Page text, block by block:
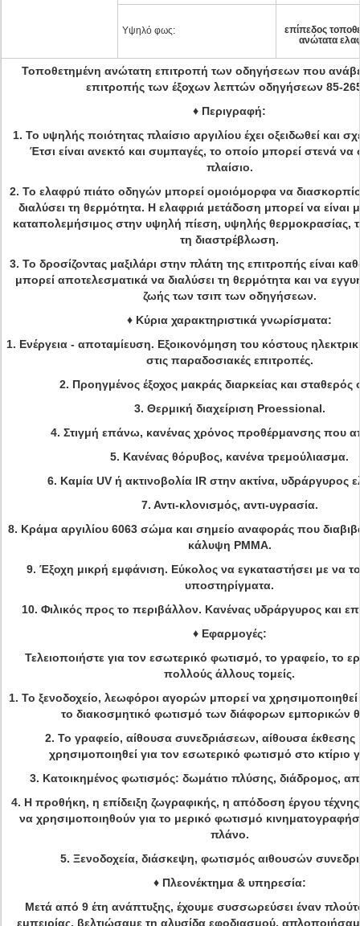
Υψηλό φως:
επίπεδος
ανώτατα
Τοποθετημένη ανώτατη επιτροπή των οδηγήσεων που
επιτροπής των έξοχων λεπτών οδηγήσεων 85-
♦ Περιγραφή:
1. Το υψηλής ποιότητας πλαίσιο αργιλίου έχει οξειδωθεί και
Έτσι είναι ανεκτό και συμπαγές, το οποίο μπορεί στενά να
πλαίσιο.
2. Το ελαφρύ πιάτο οδηγών μπορεί ομοιόμορφα να
διαλύσει τη θερμότητα. Η ελαφριά μετάδοση μπορεί να είναι
καταπολεμήσιμος στην υψηλή πίεση, υψηλής θερμοκρασίας,
τη διαστρέβλωση.
3. Το δροσίζοντας μαξιλάρι στην πλάτη της επιτροπής είναι
μπορεί αποτελεσματικά να διαλύσει τη θερμότητα και να
ζωής των τσιπ των οδηγήσεων.
♦ Κύρια χαρακτηριστικά γνωρίσματα:
1. Ενέργεια - αποταμίευση. Εξοικονόμηση του κόστους
στις παραδοσιακές επιτροπές.
2. Προηγμένος έξοχος μακράς διαρκείας και σταθερός
3. Θερμική διαχείριση Proessional.
4. Στιγμή επάνω, κανένας χρόνος προθέρμανσης που
5. Κανένας θόρυβος, κανένα τρεμούλιασμα.
6. Καμία UV ή ακτινοβολία IR στην ακτίνα, υδράργυρος
7. Αντι-κλονισμός, αντι-υγρασία.
8. Κράμα αργιλίου 6063 σώμα και σημείο αναφοράς που
κάλυψη PMMA.
9. Έξοχη μικρή εμφάνιση. Εύκολος να εγκαταστήσει με να
υποστηρίγματα.
10. Φιλικός προς το περιβάλλον. Κανένας υδράργυρος και
♦ Εφαρμογές:
Τελειοποιήστε για τον εσωτερικό φωτισμό, το γραφείο, το
πολλούς άλλους τομείς.
1. Το ξενοδοχείο, λεωφόροι αγορών μπορεί να
το διακοσμητικό φωτισμό των διάφορων εμπορικών
2. Το γραφείο, αίθουσα συνεδριάσεων, αίθουσα έκθεσης
χρησιμοποιηθεί για τον εσωτερικό φωτισμό στο κτίριο
3. Κατοικημένος φωτισμός: δωμάτιο πλύσης, διάδρομος,
4. Η προθήκη, η επίδειξη ζωγραφικής, η απόδοση έργου
να χρησιμοποιηθούν για το μερικό φωτισμό
πλάνο.
5. Ξενοδοχεία, διάσκεψη, φωτισμός αιθουσών
♦ Πλεονέκτημα & υπηρεσία:
Μετά από 9 έτη ανάπτυξης, έχουμε συσσωρεύσει έναν
εμπειρίας, βελτιώσαμε τη αλυσίδα εφοδιασμού,